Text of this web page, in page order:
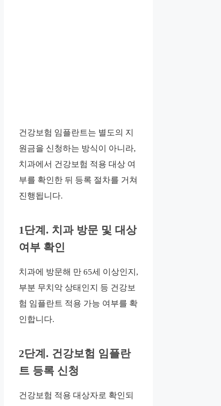
건강보험 임플란트는 별도의 지
원금을 신청하는 방식이 아니라,
치과에서 건강보험 적용 대상 여
부를 확인한 뒤 등록 절차를 거쳐
진행됩니다.
1단계. 치과 방문 및 대상
여부 확인
치과에 방문해 만 65세 이상인지,
부분 무치악 상태인지 등 건강보
험 임플란트 적용 가능 여부를 확
인합니다.
2단계. 건강보험 임플란
트 등록 신청
건강보험 적용 대상자로 확인되